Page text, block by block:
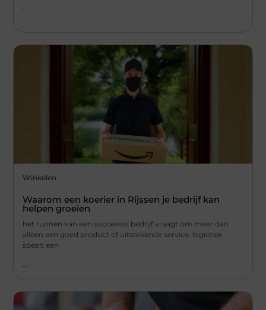
Winkelen
Waarom een koerier in Rijssen je bedrijf kan
helpen groeien
het runnen van een succesvol bedrijf vraagt om meer dan
alleen een goed product of uitstekende service. logistiek
speelt een
...